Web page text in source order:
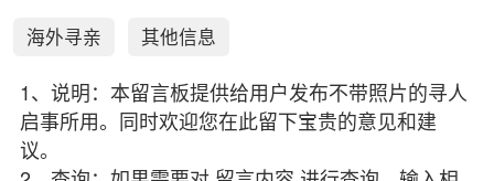
海外寻亲 其他信息
1、说明：本留言板提供给用户发布不带照片的寻人
启事所用。同时欢迎您在此留下宝贵的意见和建
议。